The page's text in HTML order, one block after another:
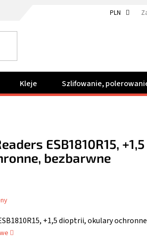
PLN
Kleje Szlifowanie,
+1,5 dioptrii, okulary
ESB1810R15,
bezbarwne